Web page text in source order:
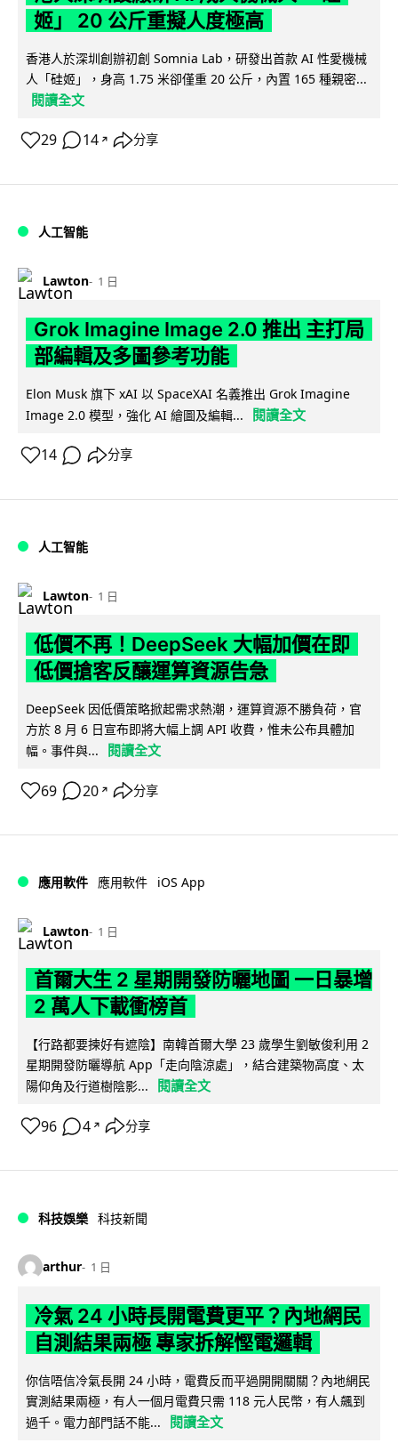
姬」 20 公斤重擬人度極高
香港人於深圳創辦初創 Somnia Lab，研發出首款 AI 性愛機械
人「硅姬」，身高 1.75 米卻僅重 20 公斤，內置 165 種親密...
閱讀全文
29 14 ↗ 分享
人工智能
Lawton 1 日
Grok Imagine Image 2.0 推出 主打局
部編輯及多圖參考功能
Elon Musk 旗下 xAI 以 SpaceXAI 名義推出 Grok Imagine
Image 2.0 模型，強化 AI 繪圖及編輯...
閱讀全文
14 分享
人工智能
Lawton 1 日
低價不再！DeepSeek 大幅加價在即
低價搶客反釀運算資源告急
DeepSeek 因低價策略掀起需求熱潮，運算資源不勝負荷，官
方於 8 月 6 日宣布即將大幅上調 API 收費，惟未公布具體加
幅。事件與...
閱讀全文
69 20 ↗ 分享
應用軟件 應用軟件 iOS App
Lawton 1 日
首爾大生 2 星期開發防曬地圖 一日暴增
2 萬人下載衝榜首
【行路都要揀好有遮陰】南韓首爾大學 23 歲學生劉敏俊利用 2
星期開發防曬導航 App「走向陰涼處」，結合建築物高度、太
陽仰角及行道樹陰影...
閱讀全文
96 4 ↗ 分享
科技娛樂 科技新聞
arthur 1 日
冷氣 24 小時長開電費更平？內地網民
自測結果兩極 專家拆解慳電邏輯
你信唔信冷氣長開 24 小時，電費反而平過開開關關？內地網民
實測結果兩極，有人一個月電費只需 118 元人民幣，有人飆到
過千。電力部門話不能...
閱讀全文